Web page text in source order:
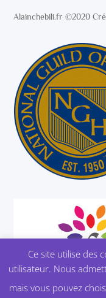
Alainchebili.fr ©2020
Ce site utilise des
utilisateur. Nous
mais vous pouvez